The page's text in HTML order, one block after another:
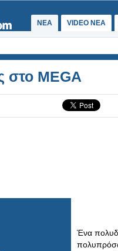
ΝΕΑ VIDEO NEA
στο MEGA
Ένα